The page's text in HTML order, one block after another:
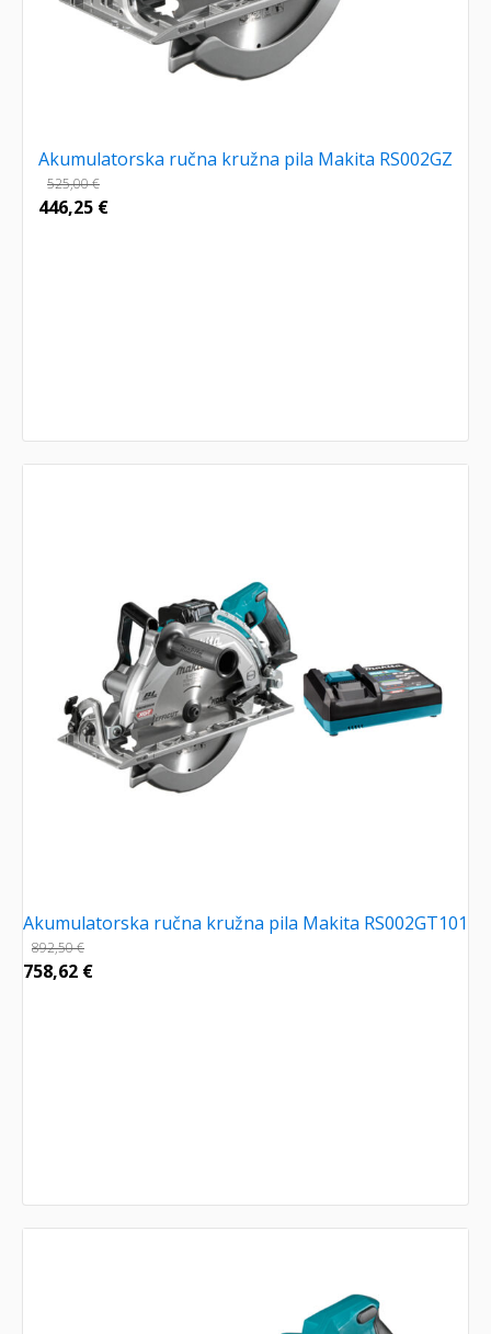
Akumulatorska ručna kružna pila Makita RS002GZ
525,00€
446,25 €
Akumulatorska ručna kružna pila Makita RS002GT101
892,50€
758,62 €